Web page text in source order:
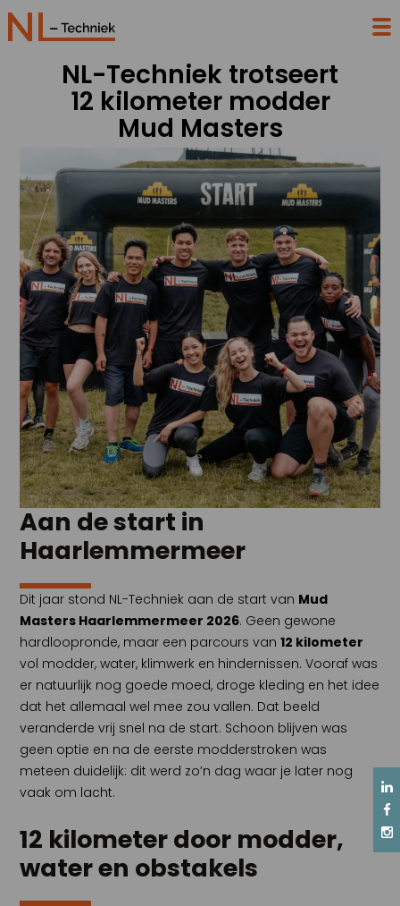
NL-Techniek trotseert
12 kilometer modder
Mud Masters
Aan de start in
Haarlemmermeer
Dit jaar stond NL-Techniek aan de start van Mud
Masters Haarlemmermeer 2026. Geen gewone
hardloopronde, maar een parcours van12 kilometer
vol modder, water, klimwerk en hindernissen. Vooraf was
er natuurlijk nog goede moed, droge kleding en het idee
dat het allemaal wel mee zou vallen. Dat beeld
veranderde vrij snel na de start. Schoon blijven was
geen optie en na de eerste modderstroken was
meteen duidelijk: dit werd zo’n dag waar je later nog
vaak om lacht.
12 kilometer door modder,
water en obstakels